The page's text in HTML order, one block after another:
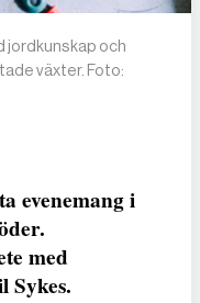
jordkunskap och
växter. Foto:
evenemang i
med
Sykes.